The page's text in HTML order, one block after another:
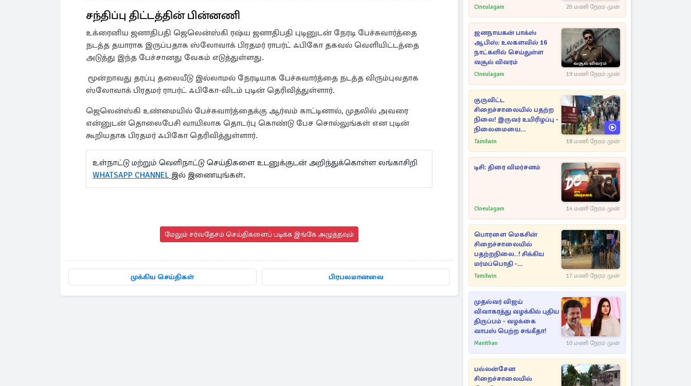
சந்திப்பு திட்டத்தின் பின்னணி
உக்ரைனிய ஜனாதிபதி ஜெலென்ஸ்கி ரஷ்ய ஜனாதிபதி புடினுடன் நேரடி பேச்சுவார்த்தை
நடத்த தயாராக இருப்பதாக ஸ்லோவாக் பிரதமர் ராபர்ட் ஃபிகோ தகவல் வெளியிட்டத்தை
அடுத்து இந்த பேச்சானது வேகம் எடுத்துள்ளது.
மூன்றாவது தரப்பு தலையீடு இல்லாமல் நேரடியாக பேச்சுவார்த்தை நடத்த விரும்புவதாக
ஸ்லோவாக் பிரதமர் ராபர்ட் ஃபிகோ-விடம் புடின் தெரிவித்துள்ளார்.
ஜெலென்ஸ்கி உண்மையில் பேச்சுவார்த்தைக்கு ஆர்வம் காட்டினால், முதலில் அவரை
என்னுடன் தொலைபேசி வாயிலாக தொடர்பு கொண்டு பேச சொல்லுங்கள் என புடின்
கூறியதாக பிரதமர் ஃபிகோ தெரிவித்துள்ளார்.
உள்நாட்டு மற்றும் வெளிநாட்டு செய்திகளை உடனுக்குடன் அறிந்துக்கொள்ள லங்காசிறி
WHATSAPP CHANNEL இல் இணையுங்கள்.
மேலும் சர்வதேசம் செய்திகளைப் படிக்க இங்கே அழுத்தவும்
முக்கிய செய்திகள் பிரபலமானவை
Cineulagam 20 மணி நேரம் முன்
ஜனநாயகன் பாக்ஸ்
ஆபிஸ்: உலகளவில் 16
நாட்களில் செய்துள்ள
வசூல் விவரம்
Cineulagam 19 மணி நேரம் முன்
குருவிட்ட
சிறைச்சாலையில் பதற்ற
நிலை! இருவர் உயிரிழப்பு -
நிலைமையை
கட்டுப்படுத்த பொலிஸார்
Tamilwin 18 மணி நேரம் முன்
டிசி: திரை விமர்சனம்
Cineulagam 14 மணி நேரம் முன்
பொரளை மெகசின்
சிறைச்சாலையில்
பதற்றநிலை..! சிக்கிய
மர்மப்பொதி -
பின்னணியில் வெளியான
Tamilwin 17 மணி நேரம் முன்
முதல்வர் விஜய்
விவாகரத்து வழக்கில் புதிய
திருப்பம் - வழக்கை
வாபஸ் பெற்ற சங்கீதா!
Manithan 10 மணி நேரம் முன்
பல்லன்சேன
சிறைச்சாலையில்